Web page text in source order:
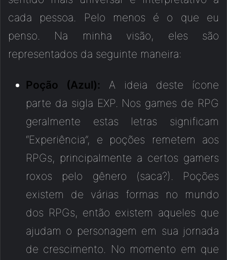
cada pessoa. Pelo menos é o que eu
penso. Na minha visão, eles são
representados da seguinte maneira:
Poção (Azul): A ideia deste ícone
parte da sigla EXP. Nos games de RPG
geralmente estas letras significam
“Experiência”, e poções remetem aos
RPGs, principalmente a certos gamers
roxos pelo gênero (saca?). Poções
existem de várias formas no mundo
dos RPGs, então existem aqueles que
ajudam o personagem em sua jornada
de crescimento. No momento em que